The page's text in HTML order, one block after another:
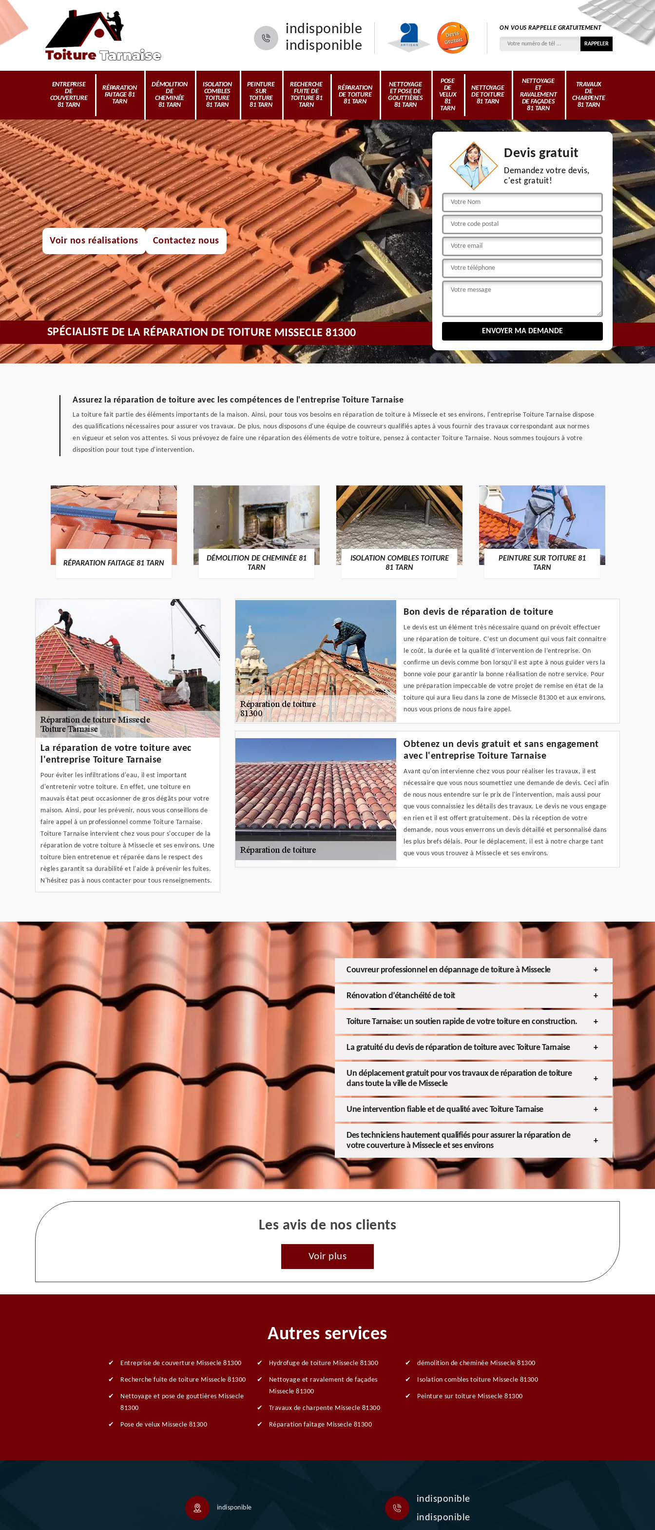
indisponible
indisponible
ON VOUS RAPPELLE GRATUITEMENT
ENTREPRISE
DE
COUVERTURE
81 TARN
RÉPARATION
FAITAGE 81
TARN
DÉMOLITION
DE
CHEMINÉE
81 TARN
ISOLATION
COMBLES
TOITURE
81 TARN
PEINTURE
SUR
TOITURE
81 TARN
RECHERCHE
FUITE DE
TOITURE 81
TARN
RÉPARATION
DE TOITURE
81 TARN
NETTOYAGE
ET POSE DE
GOUTTIÈRES
81 TARN
POSE
DE
VELUX
81
TARN
NETTOYAGE
DE TOITURE
81 TARN
NETTOYAGE
ET
RAVALEMENT
DE FAÇADES
81 TARN
TRAVAUX
DE
CHARPENTE
81 TARN
Voir nos réalisations Contactez nous
Devis gratuit
Demandez votre devis,
c'est gratuit!
SPÉCIALISTE DE LA RÉPARATION DE TOITURE MISSECLE 81300
Assurez la réparation de toiture avec les compétences de l'entreprise Toiture Tarnaise
La toiture fait partie des éléments importants de la maison. Ainsi, pour tous vos besoins en réparation de toiture à Missecle et ses environs, l'entreprise Toiture Tarnaise dispose
des qualifications nécessaires pour assurer vos travaux. De plus, nous disposons d'une équipe de couvreurs qualifiés aptes à vous fournir des travaux correspondant aux normes
en vigueur et selon vos attentes. Si vous prévoyez de faire une réparation des éléments de votre toiture, pensez à contacter Toiture Tarnaise. Nous sommes toujours à votre
disposition pour tout type d'intervention.
RÉPARATION FAITAGE 81 TARN
DÉMOLITION DE CHEMINÉE 81
TARN
ISOLATION COMBLES TOITURE
81 TARN
PEINTURE SUR TOITURE 81
TARN
La réparation de votre toiture avec
l'entreprise Toiture Tarnaise
Pour éviter les infiltrations d'eau, il est important
d'entretenir votre toiture. En effet, une toiture en
mauvais état peut occasionner de gros dégâts pour votre
maison. Ainsi, pour les prévenir, nous vous conseillons de
faire appel à un professionnel comme Toiture Tarnaise.
Toiture Tarnaise intervient chez vous pour s'occuper de la
réparation de votre toiture à Missecle et ses environs. Une
toiture bien entretenue et réparée dans le respect des
règles garantit sa durabilité et l'aide à prévenir les fuites.
N'hésitez pas à nous contacter pour tous renseignements.
Bon devis de réparation de toiture
Le devis est un élément très nécessaire quand on prévoit effectuer
une réparation de toiture. C’est un document qui vous fait connaitre
le coût, la durée et la qualité d’intervention de l’entreprise. On
confirme un devis comme bon lorsqu’il est apte à nous guider vers la
bonne voie pour garantir la bonne réalisation de notre service. Pour
une préparation impeccable de votre projet de remise en état de la
toiture qui aura lieu dans la zone de Missecle 81300 et aux environs,
nous vous prions de nous faire appel.
Obtenez un devis gratuit et sans engagement
avec l'entreprise Toiture Tarnaise
Avant qu'on intervienne chez vous pour réaliser les travaux, il est
nécessaire que vous nous soumettiez une demande de devis. Ceci afin
de nous nous entendre sur le prix de l'intervention, mais aussi pour
que vous connaissiez les détails des travaux. Le devis ne vous engage
en rien et il est offert gratuitement. Dès la réception de votre
demande, nous vous enverrons un devis détaillé et personnalisé dans
les plus brefs délais. Pour le déplacement, il est à notre charge tant
que vous vous trouvez à Missecle et ses environs.
Couvreur professionnel en dépannage de toiture à Missecle
Rénovation d’étanchéité de toit
Toiture Tarnaise: un soutien rapide de votre toiture en construction.
La gratuité du devis de réparation de toiture avec Toiture Tarnaise
Un déplacement gratuit pour vos travaux de réparation de toiture
dans toute la ville de Missecle
Une intervention fiable et de qualité avec Toiture Tarnaise
Des techniciens hautement qualifiés pour assurer la réparation de
votre couverture à Missecle et ses environs
Les avis de nos clients
Voir plus
Autres services
Entreprise de couverture Missecle 81300
Recherche fuite de toiture Missecle 81300
Nettoyage et pose de gouttières Missecle
81300
Pose de velux Missecle 81300
Hydrofuge de toiture Missecle 81300
Nettoyage et ravalement de façades
Missecle 81300
Travaux de charpente Missecle 81300
Réparation faitage Missecle 81300
démolition de cheminée Missecle 81300
Isolation combles toiture Missecle 81300
Peinture sur toiture Missecle 81300
indisponible
indisponible
indisponible